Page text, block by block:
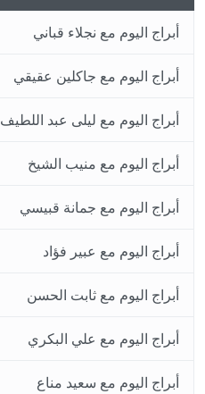
أبراج اليوم مع نجلاء قباني
أبراج اليوم مع جاكلين عقيقي
أبراج اليوم مع ليلى عبد اللطيف
أبراج اليوم مع منيب الشيخ
أبراج اليوم مع جمانة قبيسي
أبراج اليوم مع عبير فؤاد
أبراج اليوم مع ثابت الحسن
أبراج اليوم مع علي البكري
أبراج اليوم مع سعيد مناع